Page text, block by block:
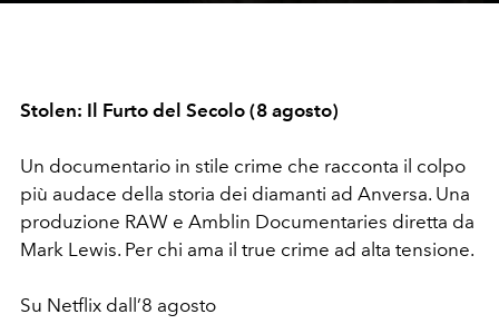
Stolen: Il Furto del Secolo (8 agosto)
Un documentario in stile crime che racconta il colpo
più audace della storia dei diamanti ad Anversa. Una
produzione RAW e Amblin Documentaries diretta da
Mark Lewis. Per chi ama il true crime ad alta tensione.
Su Netflix dall’8 agosto